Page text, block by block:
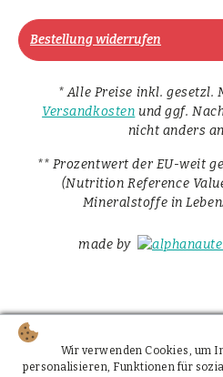
Bestellung widerrufen
* Alle Preise inkl. gesetzl.
Versandkosten und ggf.
nicht anders
** Prozentwert der EU-weit
(Nutrition Reference
Mineralstoffe in
made by
Wir verwenden Cookies, um
personalisieren, Funktionen für